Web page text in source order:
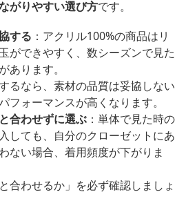
がりやすい選び方です。
する ：アクリル100%の商品はリ
ができやすく、数シーズンで見た
あります。
るなら、素材の品質は妥協しない
フォーマンスが高くなります。
合わせずに選ぶ ：単体で見た時の
しても、自分のクローゼットにあ
ない場合、着用頻度が下がりま
合わせるか」を必ず確認しましょ